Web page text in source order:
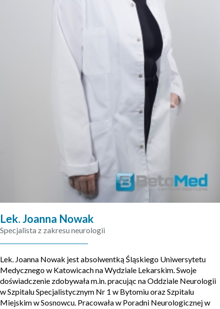
Lek. Joanna Nowak
Specjalista z zakresu neurologii
Lek. Joanna Nowak jest absolwentką Śląskiego Uniwersytetu
Medycznego w Katowicach na Wydziale Lekarskim. Swoje
doświadczenie zdobywała m.in. pracując na Oddziale Neurologii
w Szpitalu Specjalistycznym Nr 1 w Bytomiu oraz Szpitalu
Miejskim w Sosnowcu. Pracowała w Poradni Neurologicznej w